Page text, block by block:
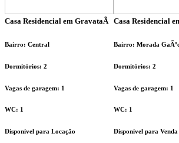
Casa Residencial em GravataÃ­
Bairro: Central
Dormitórios: 2
Vagas de garagem: 1
WC: 1
Disponível para Locação
Casa Residencial
Bairro: Morada
Dormitórios: 2
Vagas de garagem: 1
WC: 1
Disponível para Venda